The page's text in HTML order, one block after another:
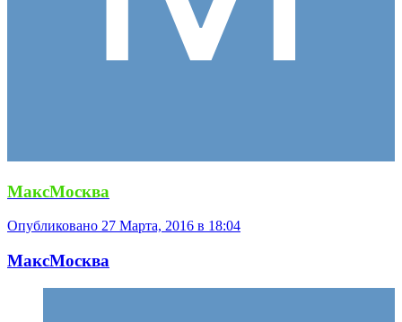
МаксМосква
Опубликовано 27 Марта, 2016 в 18:04
МаксМосква